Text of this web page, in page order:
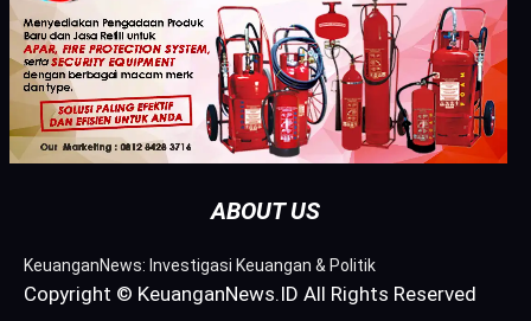
ABOUT US
KeuanganNews: Investigasi Keuangan & Politik
Copyright © KeuanganNews.ID All Rights Reserved